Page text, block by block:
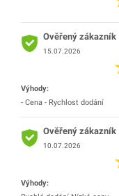
Ověřený zákazník
15.07.2026
Výhody:
- Cena - Rychlost dodání
Ověřený zákazník
10.07.2026
Výhody: